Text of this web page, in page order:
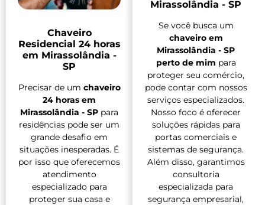
Chaveiro
Residencial 24 horas
em Mirassolândia -
SP
Precisar de um chaveiro
24 horas em
Mirassolândia - SP para
residências pode ser um
grande desafio em
situações inesperadas. É
por isso que oferecemos
atendimento
especializado para
proteger sua casa e
Mirassolândia - SP
Se você busca um
chaveiro em
Mirassolândia - SP
perto de mim para
proteger seu comércio,
pode contar com nossos
serviços especializados.
Nosso foco é oferecer
soluções rápidas para
portas comerciais e
sistemas de segurança.
Além disso, garantimos
consultoria
especializada para
segurança empresarial,